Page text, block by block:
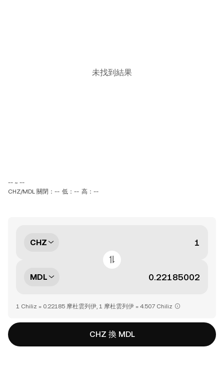
未找到結果
-- ~ --
CHZ/MDL 關閉：-- 低：-- 高：--
CHZ
MDL
1 Chiliz = 0.22185 摩杜雲列伊, 1 摩杜雲列伊 = 4.507 Chiliz
CHZ 換 MDL